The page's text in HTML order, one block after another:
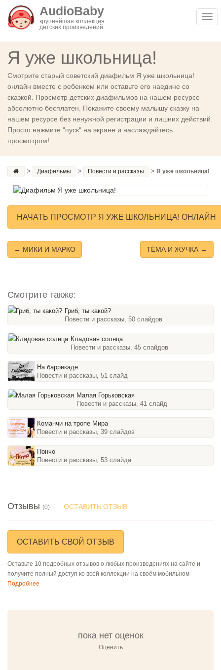
AudioBaby
крупнейшая коллекция
детских произведений
Я уже школьница!
Смотрите старый советский диафильм Я уже школьница!
онлайн вместе с ребенком или оставьте его наедине со
сказкой. Просмотр детских диафильмов на нашем ресурсе
абсолютно бесплатен. Покажите своему малышу сказку на
нашем ресурсе без ненужной регистрации и лишних действий.
Просто нажмите "пуск" на экране и наслаждайтесь
просмотром!
> Диафильмы > Повести и рассказы > Я уже школьница!
НАЧАТЬ ПРОСМОТР Я УЖЕ ШКОЛЬНИЦА! ОНЛАЙН
← МИКИ И МАРКО ТЁМА И ЖУЧКА →
Смотрите также:
Гриб, ты какой?
Повести и рассказы, 50 слайдов
Кладовая солнца
Повести и рассказы, 45 слайдов
На баррикаде
Повести и рассказы, 51 слайд
Малая Горьковская
Повести и рассказы, 41 слайд
Команчи на тропе Мира
Повести и рассказы, 39 слайдов
Пончо
Повести и рассказы, 53 слайда
Отзывы (0) ОСТАВИТЬ ОТЗЫВ
ОСТАВИТЬ СВОЙ ОТЗЫВ
Оставьте 10 подробных отзывов о любых произведениях на сайте и
получите полный доступ ко всей коллекции на своём мобильном
Подробнее
пока нет оценок
Оценить